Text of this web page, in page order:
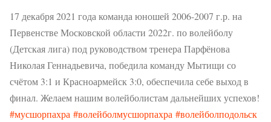
17 декабря 2021 года команда юношей 2006-2007 г.р. на
Первенстве Московской области 2022г. по волейболу
(Детская лига) под руководством тренера Парфёнова
Николая Геннадьевича, победила команду Мытищи со
счётом 3:1 и Красноармейск 3:0, обеспечила себе выход в
финал. Желаем нашим волейболистам дальнейших успехов!
#мусшорпахра #волейболмусшорпахра #волейболподольск